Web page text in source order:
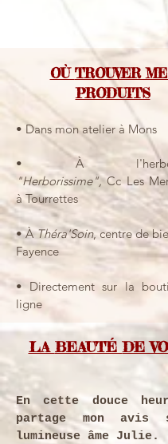
OÙTROUVER
PRODUITS
• Dans mon atelier à Mons
• À
"Herborissime",Cc Les
à Tourrettes
• ÀThéra'Soin, centre de
Fayence
• Directement sur la
ligne
LA BEAUTÉDE
En cette douce
partage mon avis
lumineuse âme Julie.